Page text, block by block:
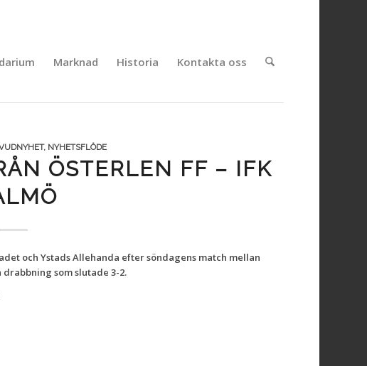
Marknad Historia Kontakta oss
, NYHETSFLÖDE
ÖSTERLEN FF – IFK
och Ystads Allehanda efter söndagens match mellan
drabbning som slutade 3-2.